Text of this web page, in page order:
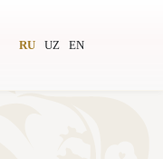
RU UZ EN